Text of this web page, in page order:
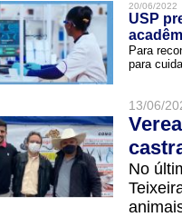
20/06/2022
USP
Para
para
13/06/
No